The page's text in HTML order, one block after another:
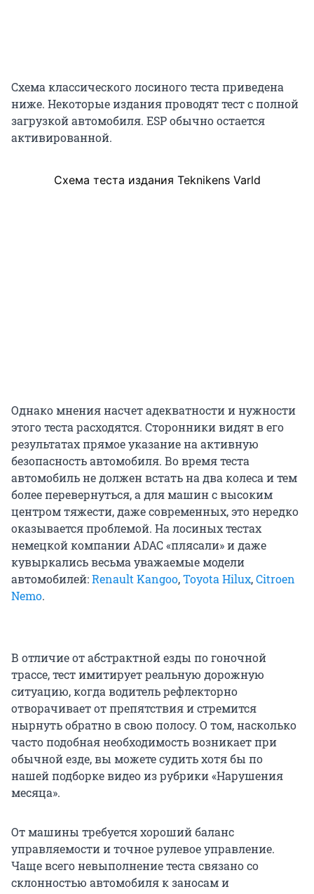
Схема классического лосиного теста приведена
ниже. Некоторые издания проводят тест с полной
загрузкой автомобиля. ESP обычно остается
активированной.
Схема теста издания Teknikens Varld
Однако мнения насчет адекватности и нужности
этого теста расходятся. Сторонники видят в его
результатах прямое указание на активную
безопасность автомобиля. Во время теста
автомобиль не должен встать на два колеса и тем
более перевернуться, а для машин с высоким
центром тяжести, даже современных, это нередко
оказывается проблемой. На лосиных тестах
немецкой компании ADAC «плясали» и даже
кувыркались весьма уважаемые модели
автомобилей:Renault Kangoo,Toyota Hilux,Citroen
Nemo.
В отличие от абстрактной езды по гоночной
трассе, тест имитирует реальную дорожную
ситуацию, когда водитель рефлекторно
отворачивает от препятствия и стремится
нырнуть обратно в свою полосу. О том, насколько
часто подобная необходимость возникает при
обычной езде, вы можете судить хотя бы по
нашей подборке видео из рубрики «Нарушения
месяца».
От машины требуется хороший баланс
управляемости и точное рулевое управление.
Чаще всего невыполнение теста связано со
склонностью автомобиля к заносам и